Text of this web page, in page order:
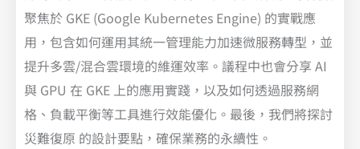
聚焦於 GKE (Google Kubernetes Engine) 的實戰應
用，包含如何運用其統一管理能力加速微服務轉型，並
提升多雲/混合雲環境的維運效率。議程中也會分享 AI
與 GPU 在 GKE 上的應用實踐，以及如何透過服務網
格、負載平衡等工具進行效能優化。最後，我們將探討
災難復原 的設計要點，確保業務的永續性。